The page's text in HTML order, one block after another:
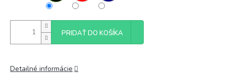
PRIDAŤ DO KOŠÍKA
Detailné informácie